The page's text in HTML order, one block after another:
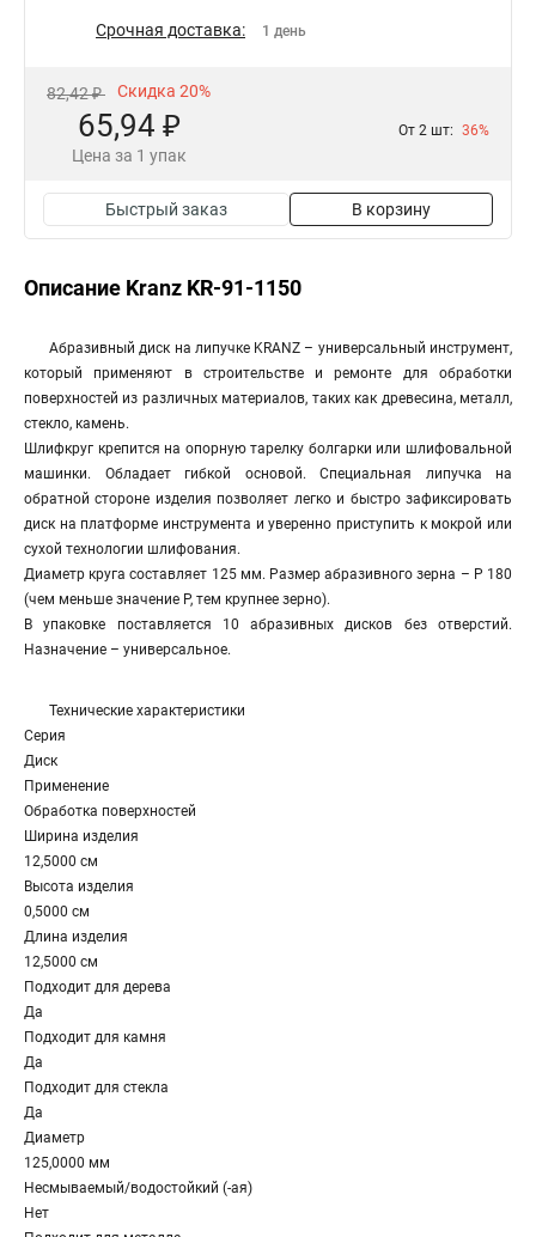
Срочная доставка: 1 день
82,42 ₽ Скидка 20%
65,94 ₽
Цена за 1 упак
От 2 шт: 36%
Быстрый заказ В корзину
Описание Kranz KR-91-1150
Абразивный диск на липучке KRANZ – универсальный инструмент,
который применяют в строительстве и ремонте для обработки
поверхностей из различных материалов, таких как древесина, металл,
стекло, камень.
Шлифкруг крепится на опорную тарелку болгарки или шлифовальной
машинки. Обладает гибкой основой. Специальная липучка на
обратной стороне изделия позволяет легко и быстро зафиксировать
диск на платформе инструмента и уверенно приступить к мокрой или
сухой технологии шлифования.
Диаметр круга составляет 125 мм. Размер абразивного зерна – Р 180
(чем меньше значение Р, тем крупнее зерно).
В упаковке поставляется 10 абразивных дисков без отверстий.
Назначение – универсальное.
Технические характеристики
Серия
Диск
Применение
Обработка поверхностей
Ширина изделия
12,5000 см
Высота изделия
0,5000 см
Длина изделия
12,5000 см
Подходит для дерева
Да
Подходит для камня
Да
Подходит для стекла
Да
Диаметр
125,0000 мм
Несмываемый/водостойкий (-ая)
Нет